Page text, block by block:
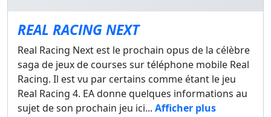
REAL RACING NEXT
Real Racing Next est le prochain opus de la célèbre
saga de jeux de courses sur téléphone mobile Real
Racing. Il est vu par certains comme étant le jeu
Real Racing 4. EA donne quelques informations au
sujet de son prochain jeu ici... Afficher plus